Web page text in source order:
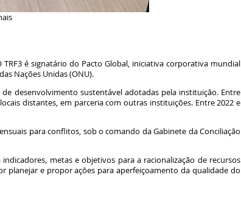
é signatário do Pacto Global, iniciativa corporativa mundial
Nações Unidas (ONU).
desenvolvimento sustentável adotadas pela instituição. Entre
distantes, em parceria com outras instituições. Entre 2022 e
para conflitos, sob o comando da Gabinete da Conciliação
metas e objetivos para a racionalização de recursos
planejar e propor ações para aperfeiçoamento da qualidade do